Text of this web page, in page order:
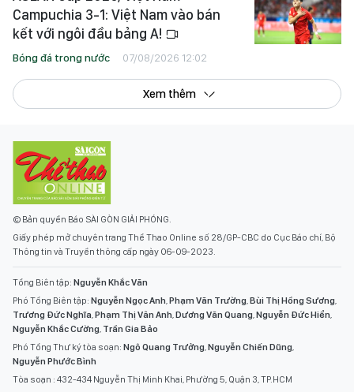
Campuchia 3-1: Việt Nam vào bán
kết với ngôi đầu bảng A!
Bóng đá trong nước 07/08/2026 12:02
Xem thêm
© Bản quyền Báo SÀI GÒN GIẢI PHÓNG.
Giấy phép mở chuyên trang Thể Thao Online số 28/GP-CBC do Cục Báo chí, Bộ
Thông tin và Truyền thông cấp ngày 06-09-2023.
Tổng Biên tập: Nguyễn Khắc Văn
Phó Tổng Biên tập: Nguyễn Ngọc Anh Phạm Văn Trường Bùi Thị Hồng Sương
Trương Đức Nghĩa Phạm Thị Vân Anh Dương Văn Quang Nguyễn Đức Hiển
Nguyễn Khắc Cường Trần Gia Bảo
Phó Tổng Thư ký tòa soạn: Ngô Quang Trưởng Nguyễn Chiến Dũng
Nguyễn Phước Bình
Tòa soạn : 432-434 Nguyễn Thị Minh Khai, Phường 5, Quận 3, TP.HCM